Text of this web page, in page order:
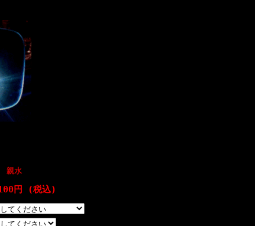
親水
円 (税込)